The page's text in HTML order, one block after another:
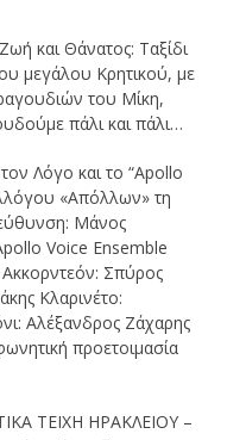
και Θάνατος: Ταξίδι
μεγάλου Κρητικού, με
του Μίκη,
πάλι και πάλι…
Λόγο και το “Apollo
«Απόλλων» τη
Μάνος
Voice Ensemble
Σπύρος
Κλαρινέτο:
Αλέξανδρος Ζάχαρης
προετοιμασία
ΤΕΙΧΗ ΗΡΑΚΛΕΙΟΥ –